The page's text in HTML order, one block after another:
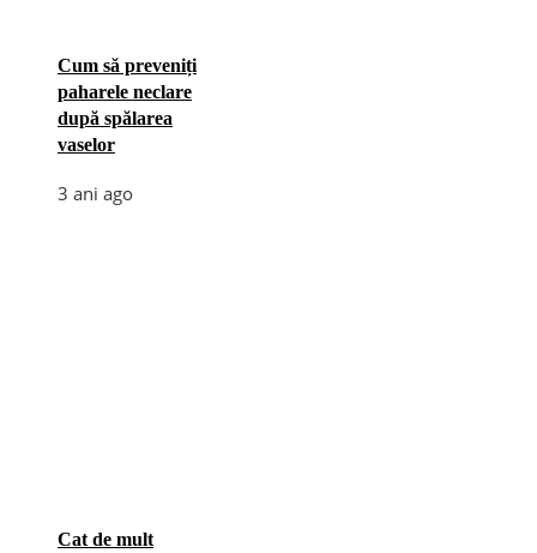
Cum să preveniți
paharele neclare
după spălarea
vaselor
3 ani ago
Cat de mult